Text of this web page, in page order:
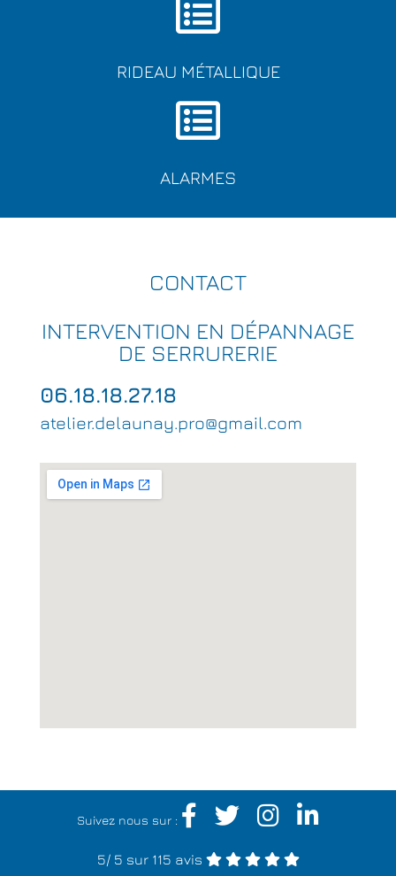
RIDEAU MÉTALLIQUE
ALARMES
CONTACT
INTERVENTION EN DÉPANNAGE
DE SERRURERIE
06.18.18.27.18
atelier.delaunay.pro@gmail.com
Suivez nous sur :
5/ 5 sur 115 avis